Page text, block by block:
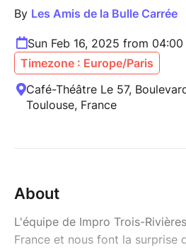
By Les Amis de la Bulle Carrée
Sun Feb 16, 2025 from
Timezone : Europe/Paris
Café-Théâtre Le 57,
Toulouse, France
About
L'équipe de Impro Trois-
France et nous font la surprise